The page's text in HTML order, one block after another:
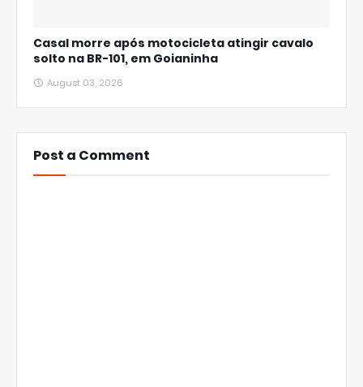
Casal morre após motocicleta atingir cavalo
solto na BR-101, em Goianinha
August 03, 2026
Post a Comment